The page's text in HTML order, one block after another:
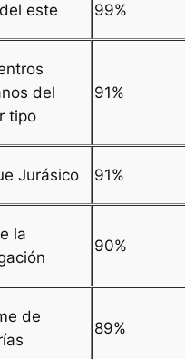
este 99%
del
tipo
91%
Jurásico 91%
la
90%
de
89%